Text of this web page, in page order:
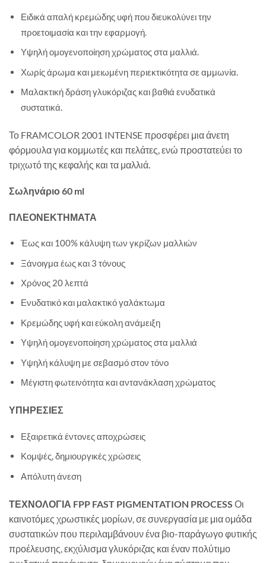
Ειδικά απαλή κρεμώδης υφή που διευκολύνει την
προετοιμασία και την εφαρμογή.
Υψηλή ομογενοποίηση χρώματος στα μαλλιά.
Χωρίς άρωμα και μειωμένη περιεκτικότητα σε αμμωνία.
Μαλακτική δράση γλυκόριζας και βαθιά ενυδατικά
συστατικά.
Το FRAMCOLOR 2001 INTENSE προσφέρει μια άνετη
φόρμουλα για κομμωτές και πελάτες, ενώ προστατεύει το
τριχωτό της κεφαλής και τα μαλλιά.
Σωληνάριο 60 ml
ΠΛΕΟΝΕΚΤΗΜΑΤΑ
Έως και 100% κάλυψη των γκρίζων μαλλιών
Ξάνοιγμα έως και 3 τόνους
Χρόνος 20 λεπτά
Ενυδατικό και μαλακτικό γαλάκτωμα
Κρεμώδης υφή και εύκολη ανάμειξη
Υψηλή ομογενοποίηση χρώματος στα μαλλιά
Υψηλή κάλυψη με σεβασμό στον τόνο
Μέγιστη φωτεινότητα και αντανάκλαση χρώματος
ΥΠΗΡΕΣΙΕΣ
Εξαιρετικά έντονες αποχρώσεις
Κομψές, δημιουργικές χρώσεις
Απόλυτη άνεση
ΤΕΧΝΟΛΟΓΙΑ FPP FAST PIGMENTATION PROCESS Οι
καινοτόμες χρωστικές μορίων, σε συνεργασία με μια ομάδα
συστατικών που περιλαμβάνουν ένα βιο-παράγωγο φυτικής
προέλευσης, εκχύλισμα γλυκόριζας και έναν πολύτιμο